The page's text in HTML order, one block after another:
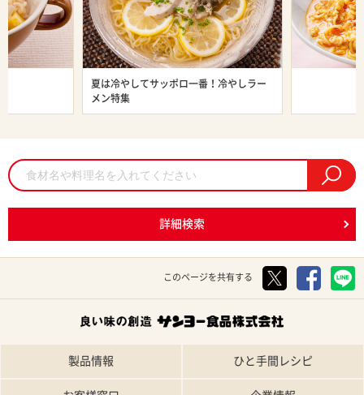
夏は冷やしてサッポロ一番！冷やしラー
メン特集
詳細検索
このページを共有する
製品情報 ひと手間レシピ